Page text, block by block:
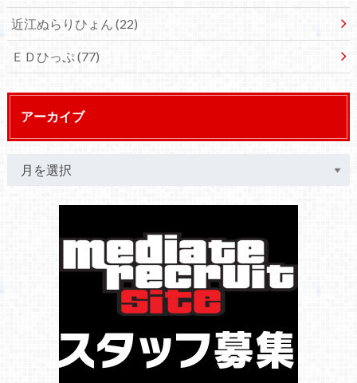
近江ぬらりひょん (22)
ＥＤひっぷ(77)
アーカイブ